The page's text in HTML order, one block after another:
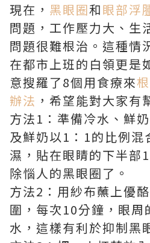
現在， 黑眼圈和眼部浮
問題，工作壓力大、生
問題很難根治。這種情
在都市上班的白領更是
意搜羅了8個用食療來
辦法 ，希望能對大家有
方法1：準備冷水、鮮
及鮮奶以1：1的比例混
濕，貼在眼睛的下半部
除惱人的黑眼圈了。
方法2：用紗布蘸上優
圍，每次10分鐘，眼周
水，這樣有利於抑制黑